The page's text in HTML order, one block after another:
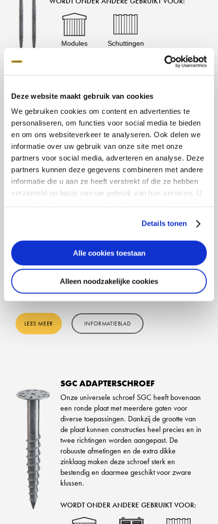
Deze website maakt gebruik van cookies
We gebruiken cookies om content en advertenties te
personaliseren, om functies voor social media te bieden
en om ons websiteverkeer te analyseren. Ook delen we
informatie over uw gebruik van onze site met onze
partners voor social media, adverteren en analyse. Deze
partners kunnen deze gegevens combineren met andere
informatie die u aan ze heeft verstrekt of die ze hebben
verzameld op basis van uw gebruik van hun services. U
Details tonen
Alle cookies toestaan
Alleen noodzakelijke cookies
Modules Schuttingen
SGS POSTSCHROEF
Nu hoeft u nooit meer paalfunderingen van
beton te gieten. Onze postschroeven maken het
werk sneller en eenvoudiger – maar zijn even
stabiel als traditionele paalfunderingen. De
schroeven zijn beschikbaar in twee
schroef voor uw project kunt vinden.
WORDT ONDER ANDERE GEBRUIKT VOOR:
Carport Hekwerk
LEES MEER INFORMATIEBLAD
SGC ADAPTERSCHROEF
Onze universele schroef SGC heeft bovenaan
een ronde plaat met meerdere gaten voor
diverse toepassingen. Dankzij de grootte van
de plaat kunnen constructies heel precies en in
twee richtingen worden aangepast. De
robuuste afmetingen en de extra dikke
zinklaag maken deze schroef sterk en
bestendig en daarmee geschikt voor zware
klussen.
WORDT ONDER ANDERE GEBRUIKT VOOR: